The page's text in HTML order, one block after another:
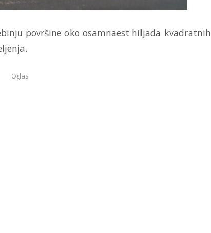
površine oko osamnaest hiljada kvadratnih
Oglas